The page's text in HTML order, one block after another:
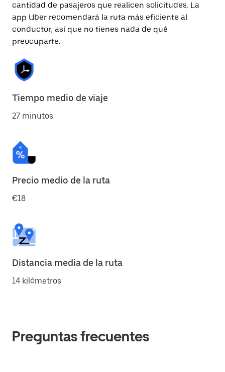
cantidad de pasajeros que realicen solicitudes. La
app Uber recomendará la ruta más eficiente al
conductor, así que no tienes nada de qué
preocuparte.
Tiempo medio de viaje
27 minutos
Precio medio de la ruta
€18
Distancia media de la ruta
14 kilómetros
Preguntas frecuentes